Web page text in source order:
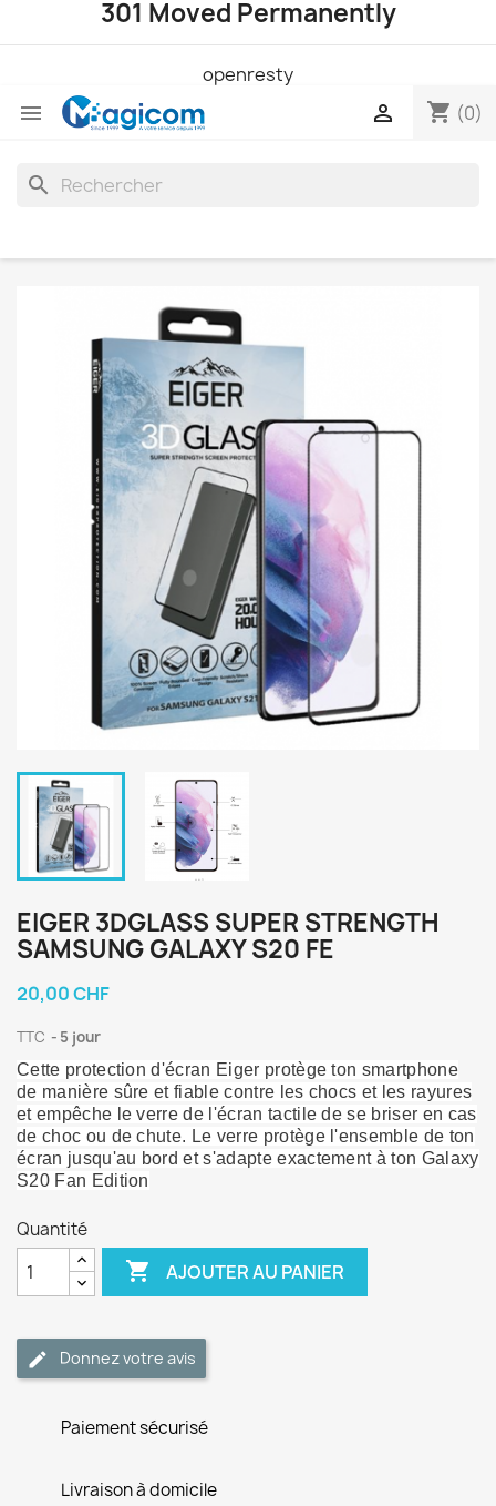
301 Moved Permanently
openresty
 shopping_cart (0)

search
EIGER 3DGLASS SUPER STRENGTH
SAMSUNG GALAXY S20 FE
20,00 CHF
TTC 5 jour
Cette protection d'écran Eiger protège ton smartphone
de manière sûre et fiable contre les chocs et les rayures
et empêche le verre de l'écran tactile de se briser en cas
de choc ou de chute. Le verre protège l'ensemble de ton
écran jusqu'au bord et s'adapte exactement à ton Galaxy
S20 Fan Edition
Quantité
 AJOUTER AU PANIER
Donnez votre avis
Paiement sécurisé
Livraison à domicile